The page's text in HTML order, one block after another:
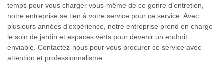
temps pour vous charger vous-même de ce genre d’entretien,
notre entreprise se tien à votre service pour ce service. Avec
plusieurs années d’expérience, notre entreprise prend en charge
le soin de jardin et espaces verts pour devenir un endroit
enviable. Contactez-nous pour vous procurer ce service avec
attention et professionnalisme.